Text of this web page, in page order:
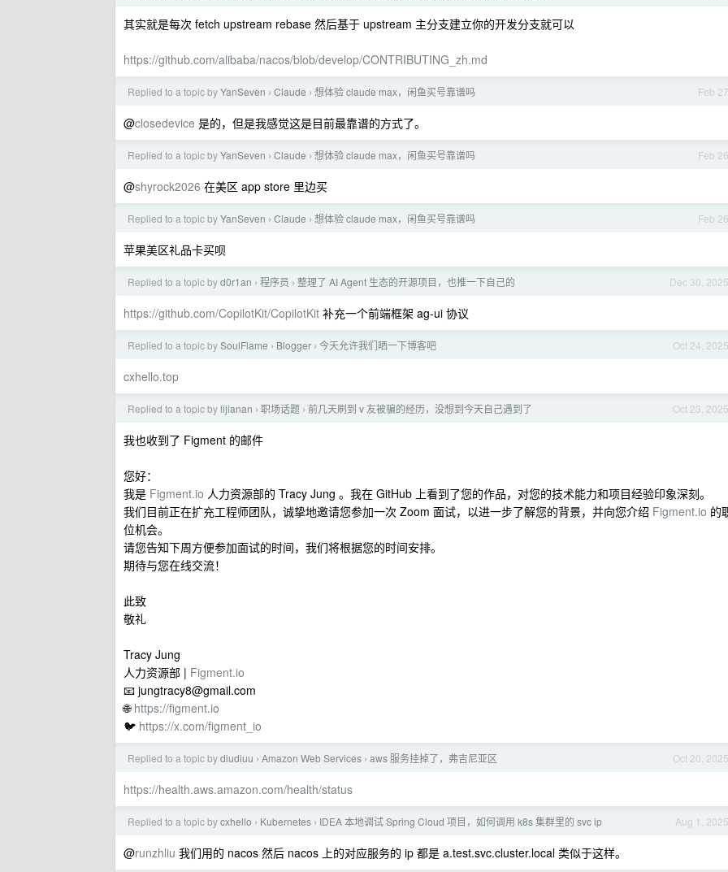
其实就是每次 fetch upstream rebase 然后基于 upstream 主分支建立你的开发分支就可以
https://github.com/alibaba/nacos/blob/develop/CONTRIBUTING_zh.md
Feb 27
Replied to a topic byYanSeven › Claude › 想体验 claude max，闲鱼买号靠谱吗
@closedevice 是的，但是我感觉这是目前最靠谱的方式了。
Feb 26
Replied to a topic byYanSeven › Claude › 想体验 claude max，闲鱼买号靠谱吗
@shyrock2026 在美区 app store 里边买
Feb 26
Replied to a topic byYanSeven › Claude › 想体验 claude max，闲鱼买号靠谱吗
苹果美区礼品卡买呗
Dec 30, 2025
Replied to a topic byd0r1an › 程序员 › 整理了 AI Agent 生态的开源项目，也推一下自己的
https://github.com/CopilotKit/CopilotKit 补充一个前端框架 ag-ui 协议
Oct 24, 2025
Replied to a topic bySoulFlame › Blogger › 今天允许我们晒一下博客吧
cxhello.top
Oct 23, 2025
Replied to a topic by lijianan › 职场话题 › 前几天刷到 v 友被骗的经历，没想到今天自己遇到了
我也收到了 Figment 的邮件
您好：
我是 Figment.io 人力资源部的 Tracy Jung 。我在 GitHub 上看到了您的作品，对您的技术能力和项目经验印象深刻。
我们目前正在扩充工程师团队，诚挚地邀请您参加一次 Zoom 面试，以进一步了解您的背景，并向您介绍 Figment.io 的
位机会。
请您告知下周方便参加面试的时间，我们将根据您的时间安排。
期待与您在线交流！
此致
敬礼
Tracy Jung
人力资源部 | Figment.io
📧 jungtracy8@gmail.com
🌐 https://figment.io
🐦 https://x.com/figment_io
Oct 20, 2025
Replied to a topic bydiudiuu › Amazon Web Services › aws 服务挂掉了，弗吉尼亚区
https://health.aws.amazon.com/health/status
Aug 1, 2025
Replied to a topic bycxhello › Kubernetes › IDEA 本地调试 Spring Cloud 项目，如何调用 k8s 集群里的 svc ip
@runzhliu 我们用的 nacos 然后 nacos 上的对应服务的 ip 都是 a.test.svc.cluster.local 类似于这样。